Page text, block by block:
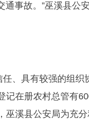
事故。”巫溪县公
、具有较强的组
记在册农村总管有
巫溪县公安局为充